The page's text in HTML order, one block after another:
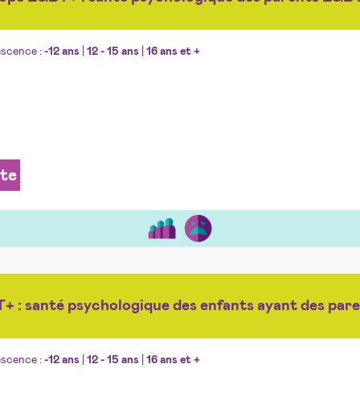
: -12 ans 12 - 15 ans 16 ans et +
: santé psychologique des enfants ayant des
: -12 ans 12 - 15 ans 16 ans et +